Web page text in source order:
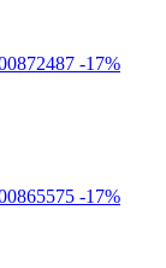
-17%
-17%